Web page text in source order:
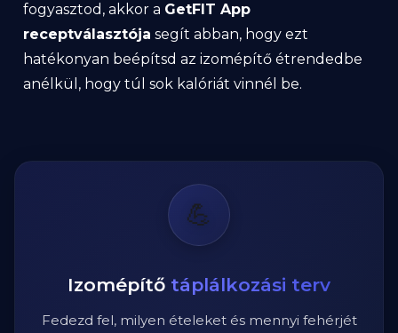
fogyasztod, akkor a GetFIT App
receptválasztója segít abban, hogy ezt
hatékonyan beépítsd az izomépítő étrendedbe
anélkül, hogy túl sok kalóriát vinnél be.
💪
Izomépítő táplálkozási terv
Fedezd fel, milyen ételeket és mennyi fehérjét